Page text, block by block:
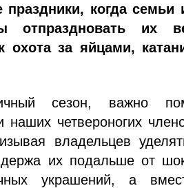
когда семьи
отпраздновать их
охота за яйцами,
сезон, важно
наших четвероногих
владельцев
их подальше от
украшений, а